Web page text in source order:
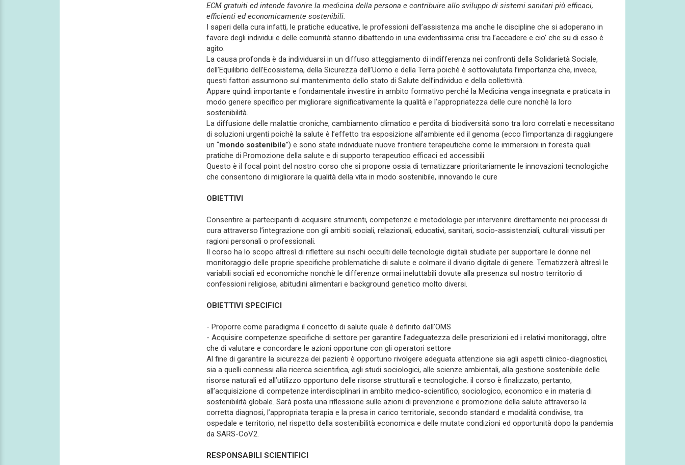
ECM gratuiti ed intende favorire la medicina della persona e contribuire allo sviluppo di sistemi sanitari più efficaci,
efficienti ed economicamente sostenibili.
I saperi della cura infatti, le pratiche educative, le professioni dell’assistenza ma anche le discipline che si adoperano in
favore degli individui e delle comunità stanno dibattendo in una evidentissima crisi tra l’accadere e cio’ che su di esso è
agito.
La causa profonda è da individuarsi in un diffuso atteggiamento di indifferenza nei confronti della Solidarietà Sociale,
dell’Equilibrio dell’Ecosistema, della Sicurezza dell’Uomo e della Terra poichè è sottovalutata l’importanza che, invece,
questi fattori assumono sul mantenimento dello stato di Salute dell’individuo e della collettività.
Appare quindi importante e fondamentale investire in ambito formativo perché la Medicina venga insegnata e praticata in
modo genere specifico per migliorare significativamente la qualità e l’appropriatezza delle cure nonchè la loro
sostenibilità.
La diffusione delle malattie croniche, cambiamento climatico e perdita di biodiversità sono tra loro correlati e necessitano
di soluzioni urgenti poichè la salute è l’effetto tra esposizione all’ambiente ed il genoma (ecco l’importanza di raggiungere
un “mondo sostenibile”) e sono state individuate nuove frontiere terapeutiche come le immersioni in foresta quali
pratiche di Promozione della salute e di supporto terapeutico efficaci ed accessibili.
Questo è il focal point del nostro corso che si propone ossia di tematizzare prioritariamente le innovazioni tecnologiche
che consentono di migliorare la qualità della vita in modo sostenibile, innovando le cure
OBIETTIVI
Consentire ai partecipanti di acquisire strumenti, competenze e metodologie per intervenire direttamente nei processi di
cura attraverso l’integrazione con gli ambiti sociali, relazionali, educativi, sanitari, socio-assistenziali, culturali vissuti per
ragioni personali o professionali.
Il corso ha lo scopo altresì di riflettere sui rischi occulti delle tecnologie digitali studiate per supportare le donne nel
monitoraggio delle proprie specifiche problematiche di salute e colmare il divario digitale di genere. Tematizzerà altresì le
variabili sociali ed economiche nonchè le differenze ormai ineluttabili dovute alla presenza sul nostro territorio di
confessioni religiose, abitudini alimentari e background genetico molto diversi.
OBIETTIVI SPECIFICI
- Proporre come paradigma il concetto di salute quale è definito dall’OMS
- Acquisire competenze specifiche di settore per garantire l’adeguatezza delle prescrizioni ed i relativi monitoraggi, oltre
che di valutare e concordare le azioni opportune con gli operatori settore
Al fine di garantire la sicurezza dei pazienti è opportuno rivolgere adeguata attenzione sia agli aspetti clinico-diagnostici,
sia a quelli connessi alla ricerca scientifica, agli studi sociologici, alle scienze ambientali, alla gestione sostenibile delle
risorse naturali ed all’utilizzo opportuno delle risorse strutturali e tecnologiche. il corso è finalizzato, pertanto,
all’acquisizione di competenze interdisciplinari in ambito medico-scientifico, sociologico, economico e in materia di
sostenibilità globale. Sarà posta una riflessione sulle azioni di prevenzione e promozione della salute attraverso la
corretta diagnosi, l’appropriata terapia e la presa in carico territoriale, secondo standard e modalità condivise, tra
ospedale e territorio, nel rispetto della sostenibilità economica e delle mutate condizioni ed opportunità dopo la pandemia
da SARS-CoV2.
RESPONSABILI SCIENTIFICI